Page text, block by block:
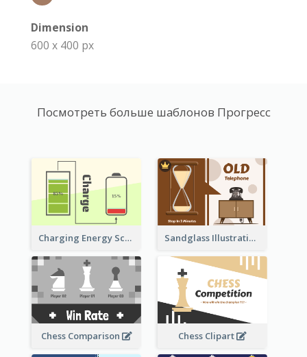
Dimension
600 x 400 px
Посмотреть больше шаблонов Прогресс
Charging Energy Schematic Diagram Sandglass Illustration About Telephone
Chess Comparison Chess Clipart